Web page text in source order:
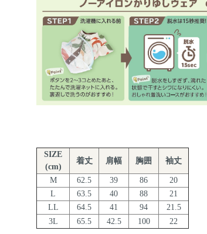
SIZE
(cm)
着丈 肩幅 胸囲 袖丈
M 62.5 39 86
20
L
63.5 40 88
21
LL
64.5 41 94
21.5
3L
65.5 42.5 100 22